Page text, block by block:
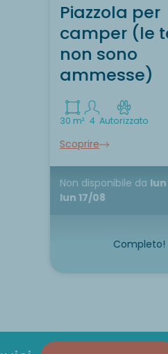
Piazzola per
camper (le
non sono
ammesse)
30 m² 4 Autorizzato
Scoprire
Non disponibile da lun
lun 17/08
Completo!